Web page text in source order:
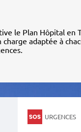
le Plan Hôpital en
adaptée à
URGENCES